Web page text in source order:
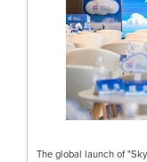
The global launch of